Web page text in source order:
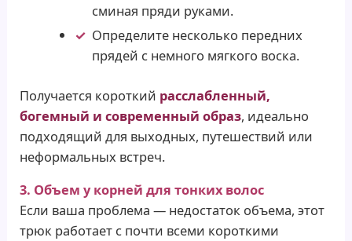
сминая пряди руками.
Определите несколько передних
прядей с немного мягкого воска.
Получается короткий расслабленный,
богемный и современный образ, идеально
подходящий для выходных, путешествий или
неформальных встреч.
3. Объем у корней для тонких волос
Если ваша проблема — недостаток объема, этот
трюк работает с почти всеми короткими